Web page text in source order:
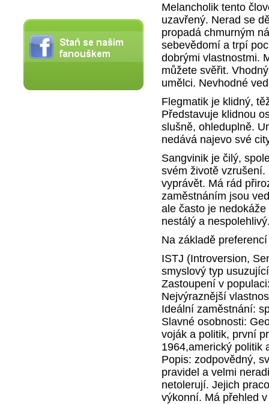
Melancholik tento
uzavřený. Nerad se
propadá chmurným
sebevědomí a trpí
dobrými vlastnostmi.
můžete svěřit.
umělci. Nevhodné
Flegmatik je klidný,
Představuje klidnou
slušně, ohleduplně.
nedává najevo své
Sangvinik je čilý,
svém životě
vyprávět. Má rád
zaměstnáním jsou
ale často je
nestálý a
Na základě
ISTJ (Introversion,
smyslový typ
Zastoupení v
Nejvýraznější
Ideální zaměstnání:
Slavné osobnosti:
voják a politik, první
1964,americký politik
Popis: zodpovědný,
pravidel a velmi
netolerují. Jejich
výkonní. Má přehled